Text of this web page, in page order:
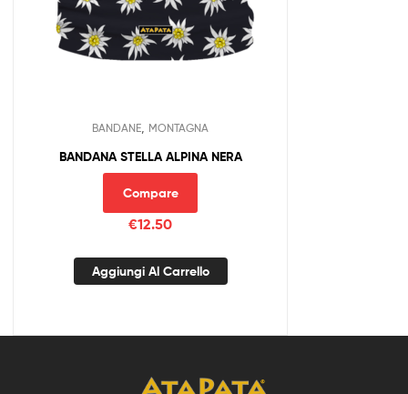
BANDANE MONTAGNA
BANDANA STELLA ALPINA NERA
Compare
€12.50
Aggiungi Al Carrello